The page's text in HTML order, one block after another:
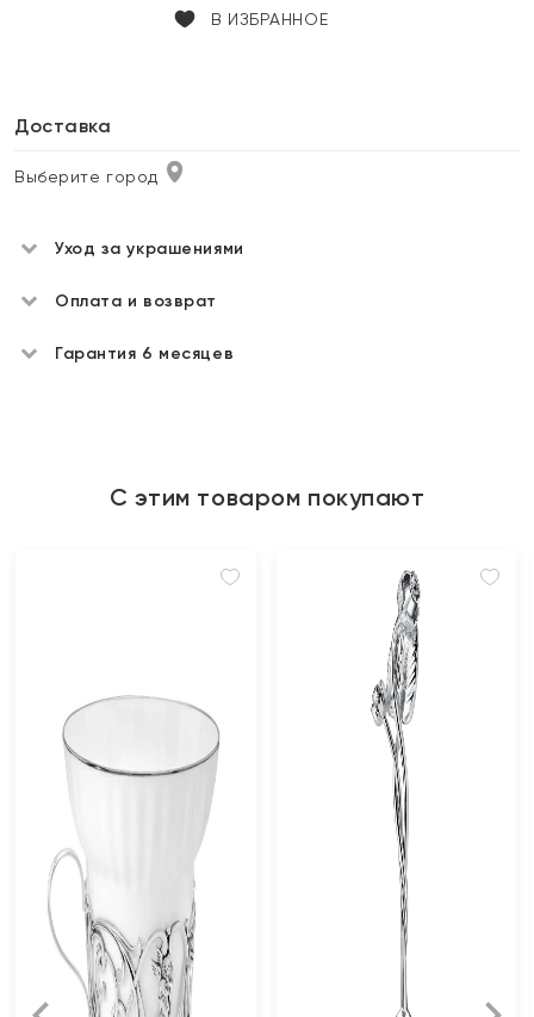
В ИЗБРАННОЕ
Доставка
Выберите город
Уход за украшениями
Оплата и возврат
Гарантия 6 месяцев
С этим товаром покупают